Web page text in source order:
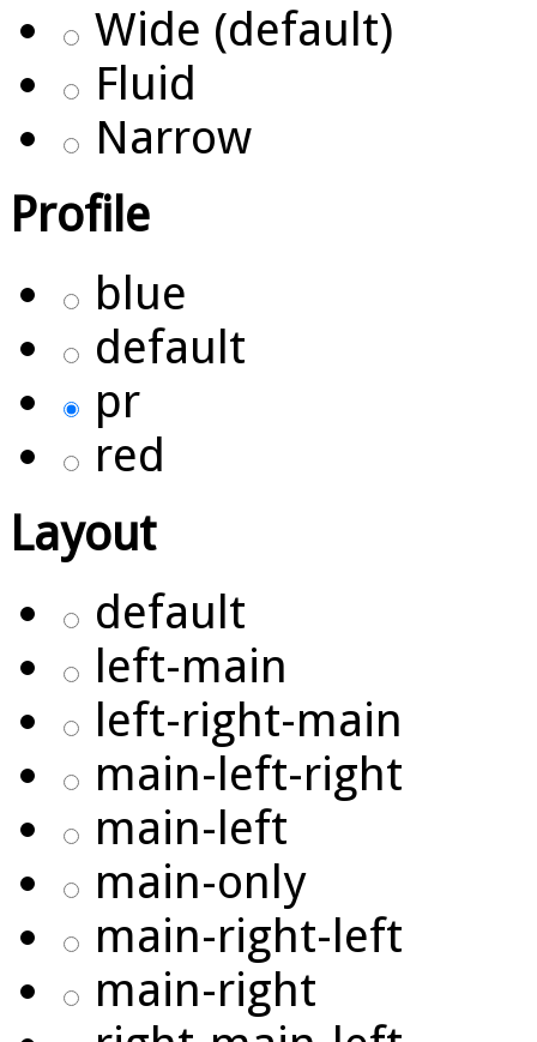
Wide (default)
Fluid
Narrow
Profile
blue
default
pr
red
Layout
default
left-main
left-right-main
main-left-right
main-left
main-only
main-right-left
main-right